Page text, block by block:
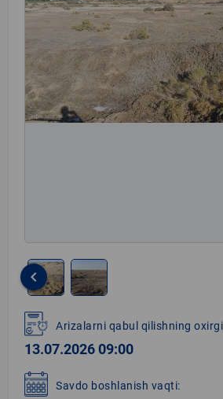
1
of
2
keyboard_arrow_left
Arizalarni qabul qilishning
13.07.2026 09:00
Savdo boshlanish vaqti: